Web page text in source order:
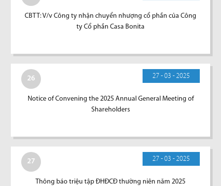
CBTT: V/v Công ty nhận chuyển nhượng cổ phần của Công
ty Cổ phần Casa Bonita
26 27 - 03 - 2025
Notice of Convening the 2025 Annual General Meeting of
Shareholders
27 27 - 03 - 2025
Thông báo triệu tập ĐHĐCĐ thường niên năm 2025